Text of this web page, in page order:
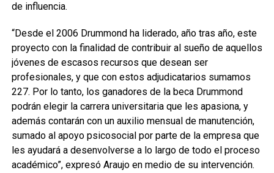
de influencia.
“Desde el 2006 Drummond ha liderado, año tras año, este
proyecto con la finalidad de contribuir al sueño de aquellos
jóvenes de escasos recursos que desean ser
profesionales, y que con estos adjudicatarios sumamos
227. Por lo tanto, los ganadores de la beca Drummond
podrán elegir la carrera universitaria que les apasiona, y
además contarán con un auxilio mensual de manutención,
sumado al apoyo psicosocial por parte de la empresa que
les ayudará a desenvolverse a lo largo de todo el proceso
académico”, expresó Araujo en medio de su intervención.